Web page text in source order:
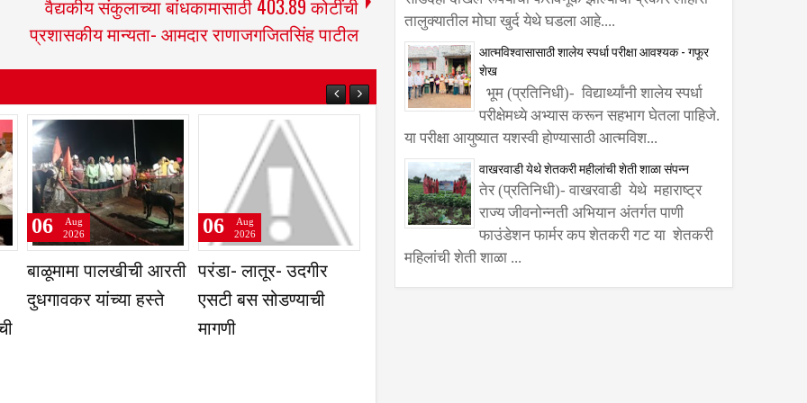
वैद्यकीय संकुलाच्या बांधकामासाठी 403.89 कोटींची
प्रशासकीय मान्यता- आमदार राणाजगजितसिंह पाटील
या
प्रवेश परीक्षांतील
टक्केवारी आणि
पर्सेंटाइलचा फरक समजून
06
Aug
2026
नगरसेवकांनी घेतली
विकास कामासंदर्भात
उपविभागीय अधिकाऱ्यांची
06
Aug
2026
तालुक्यातील मोघा खुर्द येथे घडला आहे....
आत्मविश्वासासाठी शालेय स्पर्धा परीक्षा आवश्यक - गफूर
शेख
भूम (प्रतिनिधी)- विद्यार्थ्यांनी शालेय स्पर्धा
परीक्षेमध्ये अभ्यास करून सहभाग घेतला पाहिजे.
या परीक्षा आयुष्यात यशस्वी होण्यासाठी आत्मविश...
वाखरवाडी येथे शेतकरी महीलांची शेती शाळा संपन्न
तेर (प्रतिनिधी)- वाखरवाडी येथे महाराष्ट्र
राज्य जीवनोन्नती अभियान अंतर्गत पाणी
फाउंडेशन फार्मर कप शेतकरी गट या शेतकरी
महिलांची शेती शाळा ...